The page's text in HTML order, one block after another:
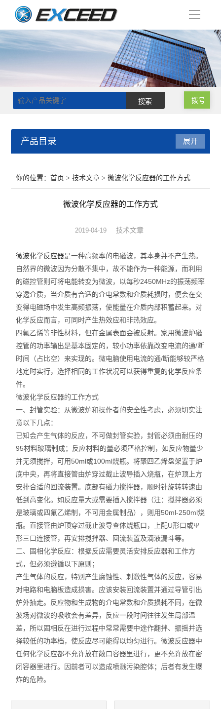
导
拨号
产品目录
低温冷却液循环泵
低温反应浴槽
高低温循环一体机
不锈钢高压反应釜
电热套
循环水真空泵
旋片式真空泵/油泵
智能控温仪
油、水浴锅
电动搅拌器
水热合成反应釜/消解罐
电加热板
超声波清洗器
紫外分析仪
微波化学反应器
玻璃仪器烘干器
药物透皮实验仪
不锈钢常压反应釜
展开
你的位置：首页 >技术文章 > 微波化学反应器的工作方式
微波化学反应器的工作方式
2019-04-19 技术文章
微波化学反应器是一种高频率的电磁波，其本身并不产生热。
自然界的微波因为分散不集中，故不能作为一种能源，而利用
的磁控管则可将电能转变为微波，以每秒2450MHz的振荡频率
穿透介质，当介质有合适的介电常数和介质耗损时，便会在交
变得电磁场中发生高频振荡，使能量在介质内部积蓄起来。对
化学反应而言，可同时产生热效应和非热效应。
四氟乙烯等非性材料，但在金属表面会被反射。家用微波炉磁
控管的功率输出是基本固定的，较小功率依靠改变电流的通/断
时间（占比空）来实现的。微电脑使用电流的通/断能够较严格
地定时实行，选择相同的工作状况可以获得重复的化学反应条
件。
微波化学反应器的工作方式
一、封管实验：从微波炉和操作者的安全性考虑，必须切实注
意以下几点：
已知会产生气体的反应，不可做封管实验，封管必须由耐压的
95材料玻璃制成；反应材料的量必须严格控制，如反应物量少
并无须搅拌，可用50ml或100ml烧瓶。将聚四乙烯盘架置于炉
底中央，再将直接管由炉穿过截止波导插入烧瓶，在炉顶上方
安排合适的回流装置。底部有磁力搅拌器，顺时针旋转转速由
低到高变化。如反应量大或需要插入搅拌器（注：搅拌器必须
是玻璃或四氟乙烯制，不可用金属制品），则用50ml-250ml烧
瓶。直接管由炉顶穿过截止波导查体烧瓶口，上配U形口或Ψ
形三口连接管，再安排搅拌器、回流装置及滴液漏斗等。
二、固相化学反应：根据反应需要灵活安排反应器和工作方
式，但必须遵循以下原则；
产生气体的反应，特别产生腐蚀性、刺激性气体的反应，容易
对电路和电脑板造成损害。应该安装回流装置并通过导管引出
炉外抽走。反应物和生成物的介电常数和介质损耗不同，在微
波场对微波的吸收会有差异，反应一段时间往往发生局部温
差，所以固相反在进行过程中常常需要中途作翻拌、振摇并选
择较低的功率档，使反应尽可能得以均匀进行。微波反应器中
任何化学反应都不允许放在敞口容器里进行，更不允许放在密
闭容器里进行。因前者可以造成喷溅污染腔体；后者有发生爆
炸的危险。